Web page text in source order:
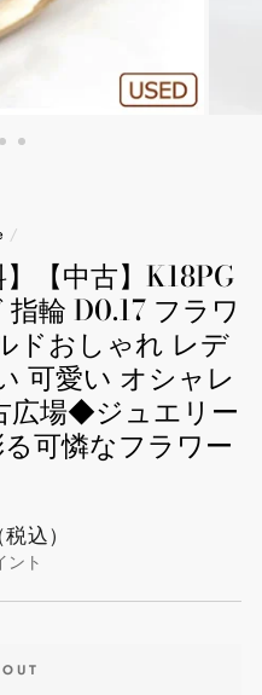
/
】【中古】K18PG
輪 D0.17 フラワ
ドおしゃれ レデ
可愛い オシャレ
広場◆ジュエリー
可憐なフラワー
込）
ント